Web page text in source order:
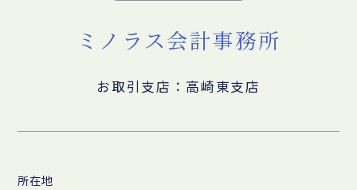
ミノラス会計事務所
お取引支店：高崎東支店
所在地